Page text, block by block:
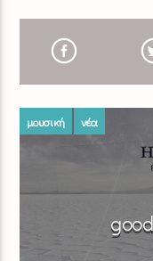
μουσική νέα